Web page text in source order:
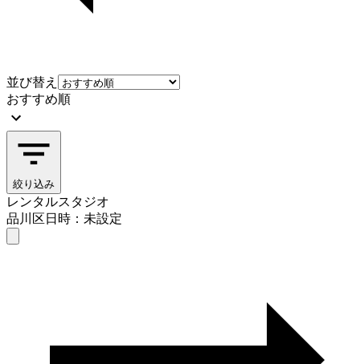
並び替え
おすすめ順
絞り込み
レンタルスタジオ
品川区日時：未設定